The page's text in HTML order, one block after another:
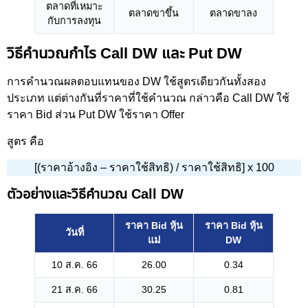
ตลาดที่เหมาะ
กับการลงทุน
ตลาดขาขึ้น ตลาดขาลง
วิธีคำนวณกำไร Call DW และ Put DW
การคำนวณผลตอบแทนของ DW ใช้สูตรเดียวกันทั้งสอง
ประเภท แต่ต่างกันที่ราคาที่ใช้คำนวณ กล่าวคือ Call DW ใช้
ราคา Bid ส่วน Put DW ใช้ราคา Offer
สูตร คือ
[(ราคาอ้างอิง – ราคาใช้สิทธิ) / ราคาใช้สิทธิ] x 100
ตัวอย่างและวิธีคำนวณ Call DW
วันที่
ราคา Bid หุ้น
แม่
ราคา Bid หุ้น
DW
10 ส.ค. 66 26.00 0.34
21 ส.ค. 66 30.25 0.81